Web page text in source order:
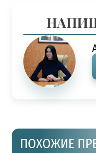
ПОХОЖИЕ